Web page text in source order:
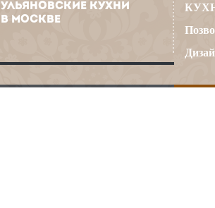
УЛЬЯНОВСКИЕ КУХНИ
В МОСКВЕ